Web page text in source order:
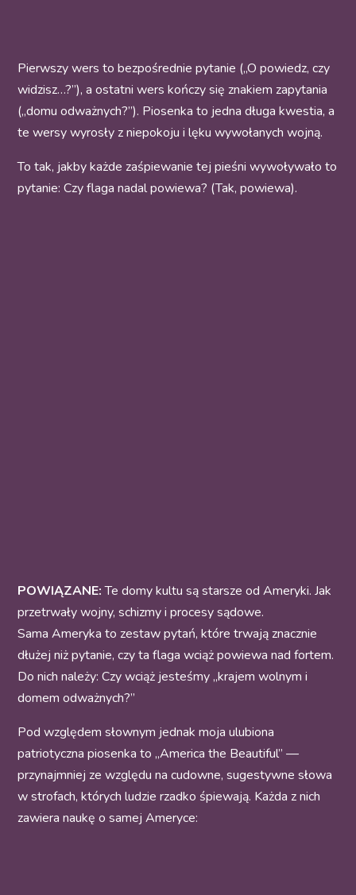
Pierwszy wers to bezpośrednie pytanie („O powiedz, czy
widzisz…?”), a ostatni wers kończy się znakiem zapytania
(„domu odważnych?”). Piosenka to jedna długa kwestia, a
te wersy wyrosły z niepokoju i lęku wywołanych wojną.
To tak, jakby każde zaśpiewanie tej pieśni wywoływało to
pytanie: Czy flaga nadal powiewa? (Tak, powiewa).
POWIĄZANE:Te domy kultu są starsze od Ameryki. Jak
przetrwały wojny, schizmy i procesy sądowe.
Sama Ameryka to zestaw pytań, które trwają znacznie
dłużej niż pytanie, czy ta flaga wciąż powiewa nad fortem.
Do nich należy: Czy wciąż jesteśmy „krajem wolnym i
domem odważnych?”
Pod względem słownym jednak moja ulubiona
patriotyczna piosenka to „America the Beautiful” —
przynajmniej ze względu na cudowne, sugestywne słowa
w strofach, których ludzie rzadko śpiewają. Każda z nich
zawiera naukę o samej Ameryce: